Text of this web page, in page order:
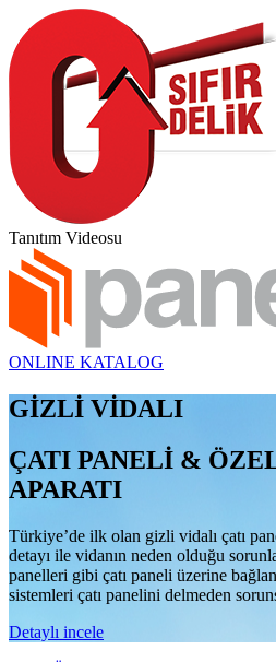
Tanıtım Videosu
ONLINE KATALOG
GİZLİ VİDALI
ÇATI PANELİ &
APARATI
Türkiye’de ilk olan gizli vidalı çatı
detayı ile vidanın neden olduğu
panelleri gibi çatı paneli üzerine
sistemleri çatı panelini delmeden
Detaylı incele